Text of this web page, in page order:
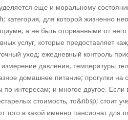
еще и моральному
категория, для которой жизненно
а не быть оторванными от него
услуг, которые предоставляет
уход; ежедневный контроль
давления, температуры
домашнее питание; прогулки на
по интересам; и многое другое.
стоимость, то&nbsp; стоит
того в какой именно пансионат для